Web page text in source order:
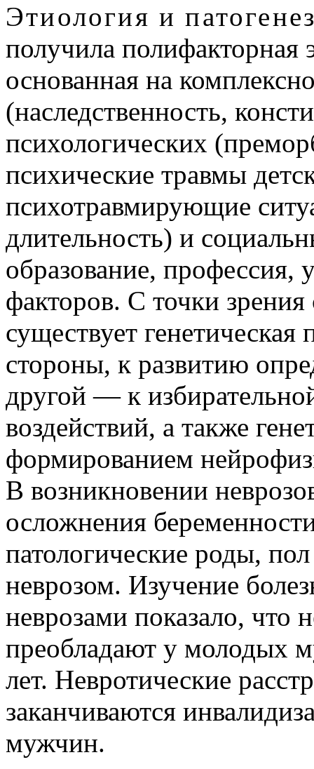
Этиология и
получила полифакторная
основанная на
(наследственность,
психологических
психические травмы
психотравмирующие
длительность) и
образование, профессия,
факторов. С точки
существует
стороны, к развитию
другой — к
воздействий, а также
формированием
В возникновении
осложнения
патологические роды,
неврозом. Изучение
неврозами показало, что
преобладают у молодых
лет. Невротические
заканчиваются
мужчин.